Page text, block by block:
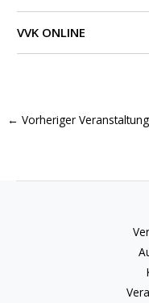
VVK ONLINE
← Vorheriger Veranstaltung